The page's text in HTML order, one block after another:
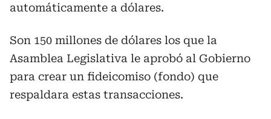
automáticamente a dólares.
Son 150 millones de dólares los que la
Asamblea Legislativa le aprobó al Gobierno
para crear un fideicomiso (fondo) que
respaldara estas transacciones.